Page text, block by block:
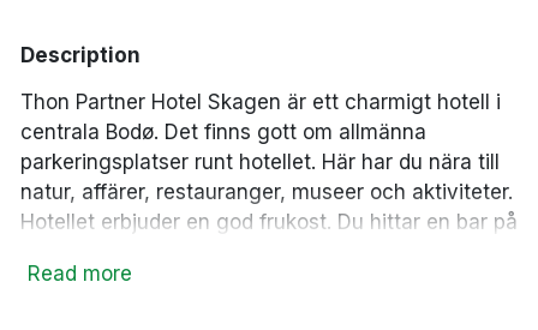
Description
Thon Partner Hotel Skagen är ett charmigt hotell i
centrala Bodø. Det finns gott om allmänna
parkeringsplatser runt hotellet. Här har du nära till
natur, affärer, restauranger, museer och aktiviteter.
Hotellet erbjuder en god frukost. Du hittar en bar på
koppla av med en hemlagad våffla, eftersom
Read more